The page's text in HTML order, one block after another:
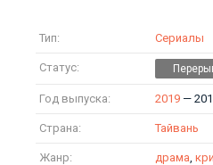
Тип: Сериалы
Статус:
Год выпуска: 2019 —
Страна: Тайвань
Жанр: драма,